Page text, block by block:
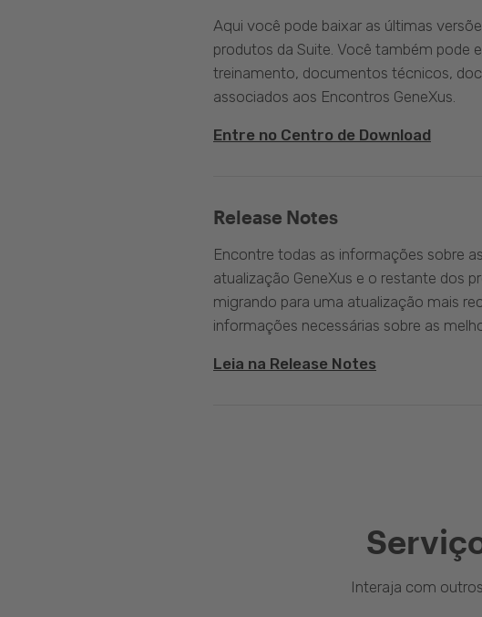
Aqui você pode baixar as últimas
produtos da Suite. Você também pode
treinamento, documentos técnicos,
associados aos Encontros GeneXus.
Entre no Centro de Download
Release Notes
Encontre todas as informações sobre
atualização GeneXus e o restante dos
migrando para uma atualização mais
informações necessárias sobre as
Leia na Release Notes
Interaja com